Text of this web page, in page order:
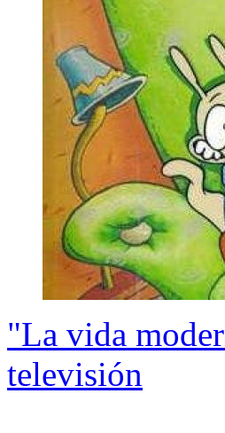
"La vida
televisión